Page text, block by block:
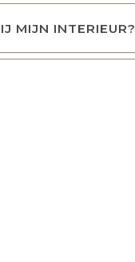
MIJN INTERIEUR?